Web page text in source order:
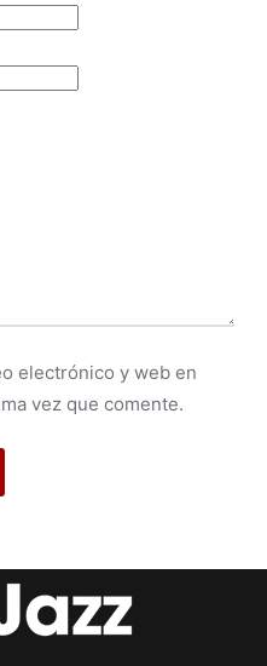
electrónico y web en
vez que comente.